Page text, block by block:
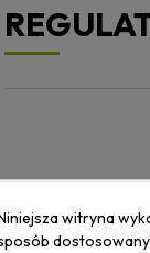
witryna